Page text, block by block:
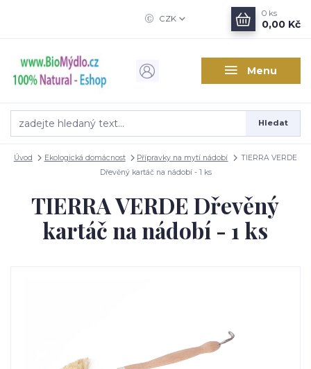
Menu
CZK
Hledat
0 ks
0,00 Kč
Úvod Ekologická domácnost Přípravky na mytí nádobí
TIERRA VERDE
Dřevěný kartáč na nádobí - 1 ks
TIERRA VERDE Dřevěný
kartáč na nádobí - 1 ks